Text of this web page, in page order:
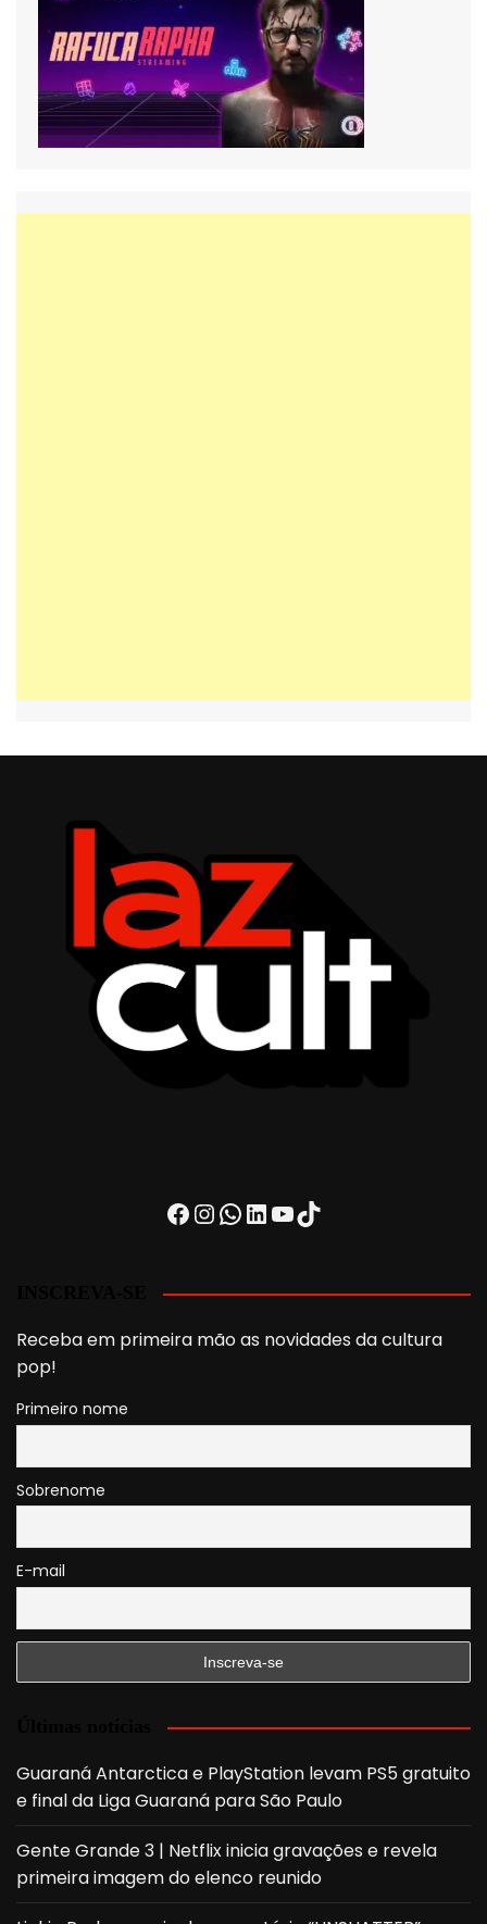
Facebook
Instagram
WhatsApp
LinkedIn
Youtube
TikTok
Receba em primeira mão as novidades da cultura
pop!
Primeiro nome
Sobrenome
E-mail
Guaraná Antarctica e PlayStation levam PS5 gratuito
e final da Liga Guaraná para São Paulo
Gente Grande 3 | Netflix inicia gravações e revela
primeira imagem do elenco reunido